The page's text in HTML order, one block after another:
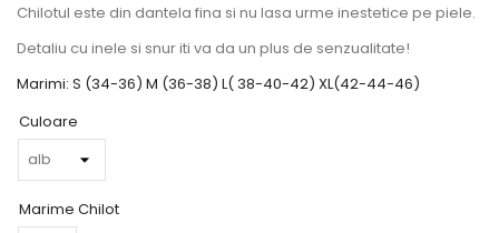
Chilotul este din dantela fina si nu lasa urme inestetice pe piele.
Detaliu cu inele si snur iti va da un plus de senzualitate!
Marimi: S (34-36) M (36-38) L( 38-40-42) XL(42-44-46)
Culoare
Marime Chilot